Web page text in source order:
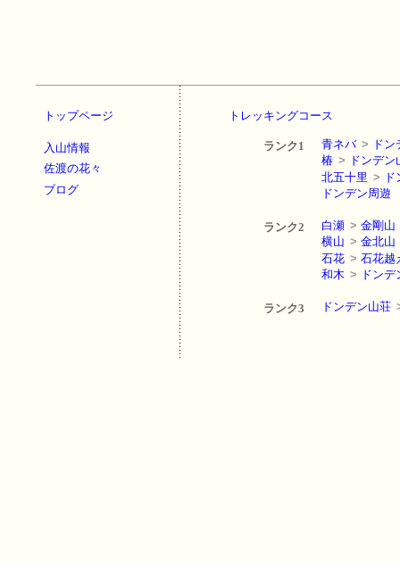
トップページ
入山情報
佐渡の花々
ブログ
トレッキングコース
ランク1 青ネバ > ド
椿 > ドンデン
北五十里 >
ドンデン周遊
ランク2 白瀬 > 金剛山
横山 > 金北山
石花 > 石花越
和木 > ドンデ
ランク3 ドンデン山荘